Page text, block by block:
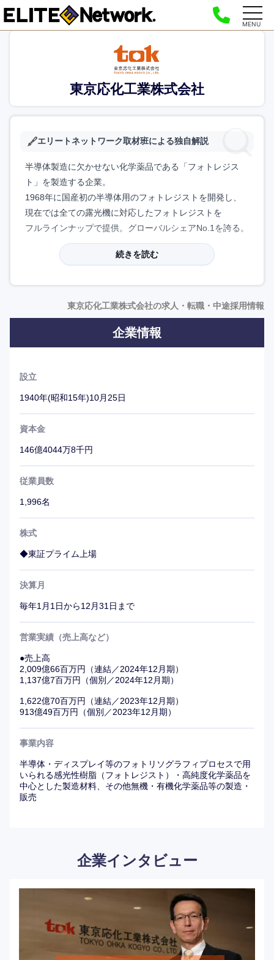
MENU
東京応化工業株式会社
エリートネットワーク取材班による独自解説
半導体製造に欠かせない化学薬品である「フォトレジス
ト」を製造する企業。
1968年に国産初の半導体用のフォトレジストを開発し、
現在では全ての露光機に対応したフォトレジストを
フルラインナップで提供。グローバルシェアNo.1を誇る。
続きを読む
東京応化工業株式会社の求人・転職・中途採用情報
企業情報
設立
1940年(昭和15年)10月25日
資本金
146億4044万8千円
従業員数
1,996名
株式
◆東証プライム上場
決算月
毎年1月1日から12月31日まで
営業実績（売上高など）
●売上高
2,009億66百万円（連結／2024年12月期）
1,137億7百万円（個別／2024年12月期）
1,622億70百万円（連結／2023年12月期）
913億49百万円（個別／2023年12月期）
事業内容
半導体・ディスプレイ等のフォトリソグラフィプロセスで用
いられる感光性樹脂（フォトレジスト）・高純度化学薬品を
中心とした製造材料、その他無機・有機化学薬品等の製造・
販売
企業インタビュー